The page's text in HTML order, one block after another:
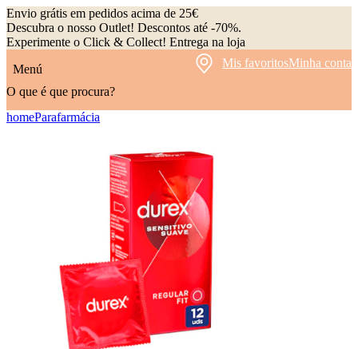
Envio grátis em pedidos acima de 25€
Descubra o nosso Outlet! Descontos até -70%.
Experimente o Click & Collect! Entrega na loja
Menú
Mis favoritosMinha conta
O que é que procura?
homeParafarmácia